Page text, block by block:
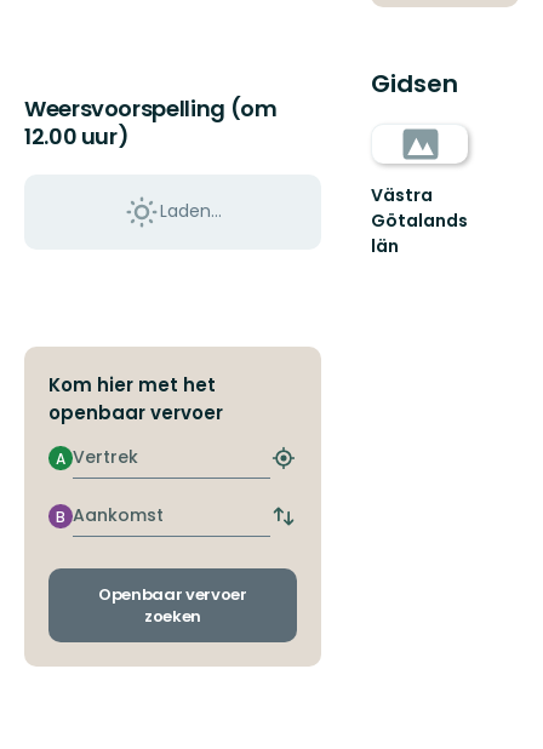
Weersvoorspelling (om
12.00 uur)
Laden…
Kom hier met het
openbaar vervoer
Vertrek
A
Zoek
dichtstbijzijnde
halte
Aankomst
B
Wissel
en
Openbaar vervoer
zoeken
Gidsen
Västra
Götalands
län